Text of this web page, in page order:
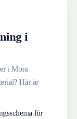
i
i Mora
Här är
för